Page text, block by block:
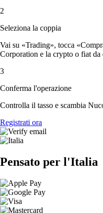
2
Seleziona la coppia
Vai su «Trading», tocca
Corporation e la crypto o fiat da
3
Conferma l'operazione
Controlla il tasso e scambia
Registrati ora
Pensato per l'Italia